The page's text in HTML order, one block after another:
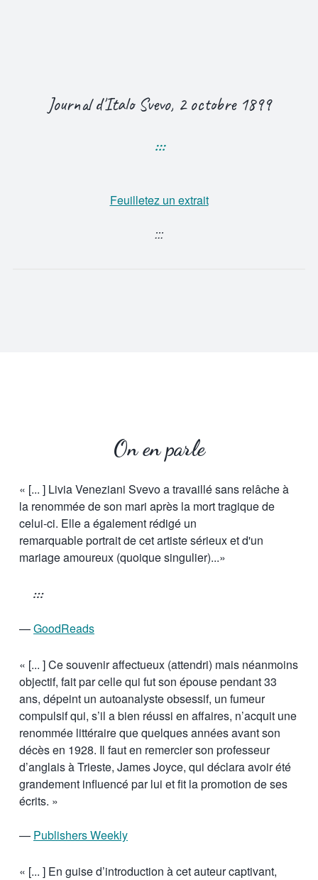
Journal d'Italo Svevo, 2 octobre 1899
:::
Feuilletez un extrait
:::
On en parle
« [... ] Livia Veneziani Svevo a travaillé sans relâche à
la renommée de son mari après la mort tragique de
celui-ci. Elle a également rédigé un
remarquable portrait de cet artiste sérieux et d'un
mariage amoureux (quoique singulier)...»
:::
—GoodReads
« [... ] Ce souvenir affectueux (attendri) mais néanmoins
objectif, fait par celle qui fut son épouse pendant 33
ans, dépeint un autoanalyste obsessif, un fumeur
compulsif qui, s’il a bien réussi en affaires, n’acquit une
renommée littéraire que quelques années avant son
décès en 1928. Il faut en remercier son professeur
d’anglais à Trieste, James Joyce, qui déclara avoir été
grandement influencé par lui et fit la promotion de ses
écrits. »
— Publishers Weekly
« [... ] En guise d’introduction à cet auteur captivant,